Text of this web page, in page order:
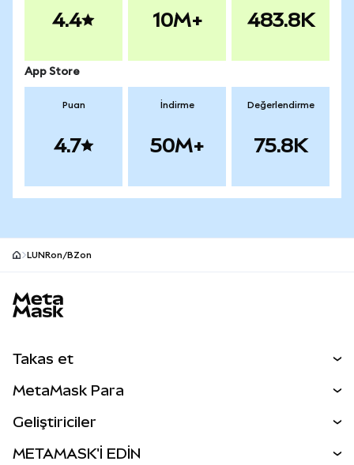
4.4 10M+ 483.8K
App Store
Puan
4.7
İndirme
50M+
Değerlendirme
75.8K
LUNRon/BZon
Takas et
Perps
RWA'lar
MetaMask Para
Geliştiriciler
METAMASK'İ EDİN